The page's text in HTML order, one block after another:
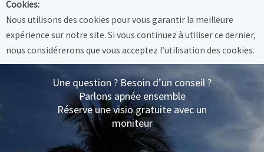
Cookies:
Nous utilisons des cookies pour vous garantir la meilleure
expérience sur notre site. Si vous continuez à utiliser ce dernier,
nous considérerons que vous acceptez l’utilisation des cookies.
Une question ? Besoin d’un conseil ?
Parlons apnée ensemble
Réserve une visio gratuite avec un
moniteur